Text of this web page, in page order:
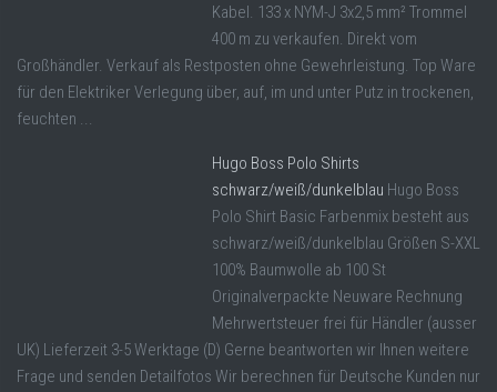
Kabel. 133 x NYM-J 3x2,5 mm² Trommel
400 m zu verkaufen. Direkt vom
Großhändler. Verkauf als Restposten ohne Gewehrleistung. Top Ware
für den Elektriker Verlegung über, auf, im und unter Putz in trockenen,
feuchten ...
Hugo Boss Polo Shirts
schwarz/weiß/dunkelblau Hugo Boss
Polo Shirt Basic Farbenmix besteht aus
schwarz/weiß/dunkelblau Größen S-XXL
100% Baumwolle ab 100 St
Originalverpackte Neuware Rechnung
Mehrwertsteuer frei für Händler (ausser
UK) Lieferzeit 3-5 Werktage (D) Gerne beantworten wir Ihnen weitere
Frage und senden Detailfotos Wir berechnen für Deutsche Kunden nur